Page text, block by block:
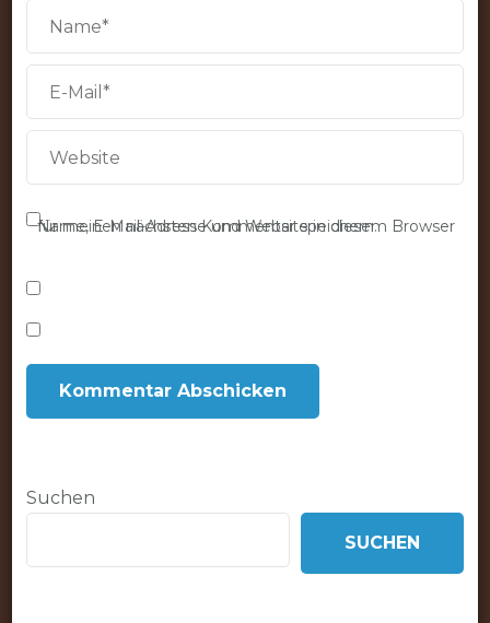
Name, E-Mail-Adresse und Website in diesem Browser für meinen nächsten Kommentar speichern.
Suchen
SUCHEN